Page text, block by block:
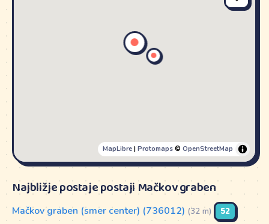
MapLibre| Protomaps© OpenStreetMap
Najbližje postaje postaji Mačkov graben
Mačkov graben (smer center) (736012) (32 m) 52